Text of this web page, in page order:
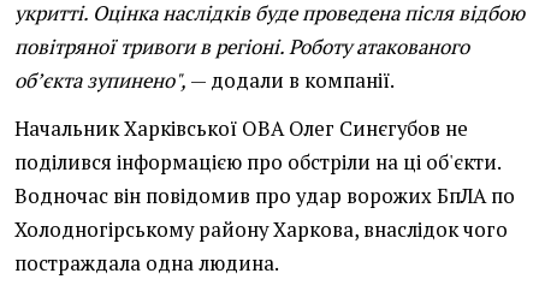
укритті. Оцінка наслідків буде проведена після відбою
повітряної тривоги в регіоні. Роботу атакованого
об’єкта зупинено", — додали в компанії.
Начальник Харківської ОВА Олег Синєгубов не
поділився інформацією про обстріли на ці об'єкти.
Водночас він повідомив про удар ворожих БпЛА по
Холодногірському району Харкова, внаслідок чого
постраждала одна людина.